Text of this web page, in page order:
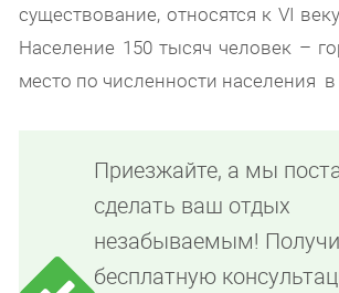
существование, относятся к VI
Население 150 тысяч человек –
место по численности населения в
Приезжайте, а мы
сделать ваш отдых
незабываемым!
бесплатную